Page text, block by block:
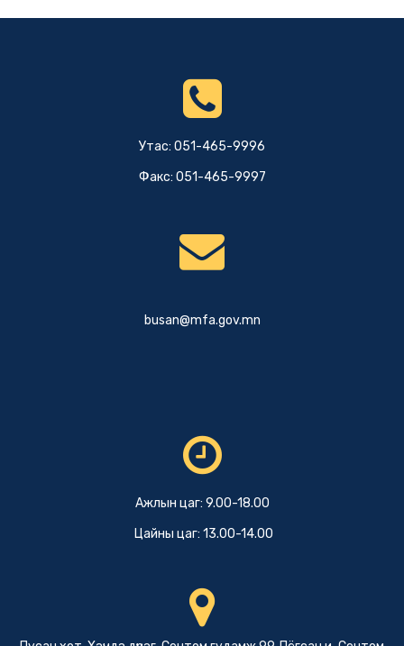
Утас: 051-465-9996
Факс: 051-465-9997
busan@mfa.gov.mn
Ажлын цаг: 9.00-18.00
Цайны цаг: 13.00-14.00